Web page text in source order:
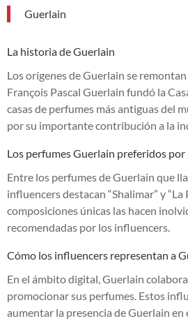
Guerlain
La historia de Guerlain
Los orígenes de Guerlain se
François Pascal Guerlain fundó la
casas de perfumes más antiguas del
por su importante contribución a la
Los perfumes Guerlain preferidos
Entre los perfumes de Guerlain que
influencers destacan “Shalimar” y “La
composiciones únicas las hacen
recomendadas por los influencers.
Cómo los influencers representan a
En el ámbito digital, Guerlain
promocionar sus perfumes. Estos
aumentar la presencia de Guerlain en